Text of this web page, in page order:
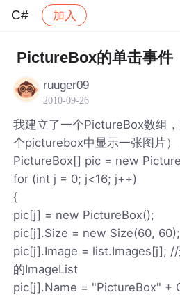
C# 加入
社区 C# 帖子详情
PictureBox的单击事件
ruuger09
2010-09-26
我建立了一个PictureBox数组
个picturebox中显示一张图片）
PictureBox[] pic = new
for (int j = 0; j<16; j++)
{
pic[j] = new PictureBox();
pic[j].Size = new Size(60, 60);
pic[j].Image = list.Images[j]; //
的ImageList
pic[j].Name = "PictureBox" +